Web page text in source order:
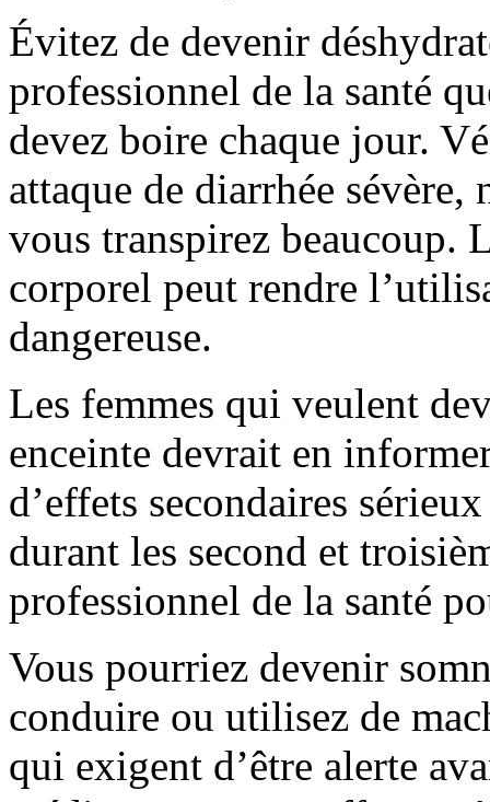
Évitez de devenir
professionnel de la santé
devez boire chaque jour.
attaque de diarrhée sévère,
vous transpirez beaucoup.
corporel peut rendre
dangereuse.
Les femmes qui veulent
enceinte devrait en
d’effets secondaires
durant les second et
professionnel de la santé
Vous pourriez devenir
conduire ou utilisez de
qui exigent d’être alerte